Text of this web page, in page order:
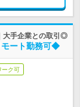
大手企業との取引◎
モート勤務可◆
ーク可